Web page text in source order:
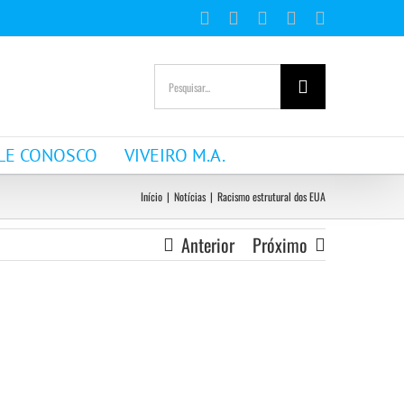
FacebookInstagramYouTubeWhatsApp
mail
Buscar
resultados
para:
CONOSCO VIVEIRO M.A.
Início | Notícias | Racismo estrutural dos EUA
Anterior Próximo